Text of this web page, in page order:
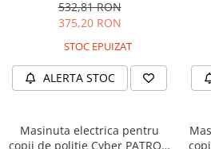
532,81 RON
375,20 RON
STOC EPUIZAT
ALERTA STOC
Masinuta electrica pentru
copii de politie Cyber PATROL,